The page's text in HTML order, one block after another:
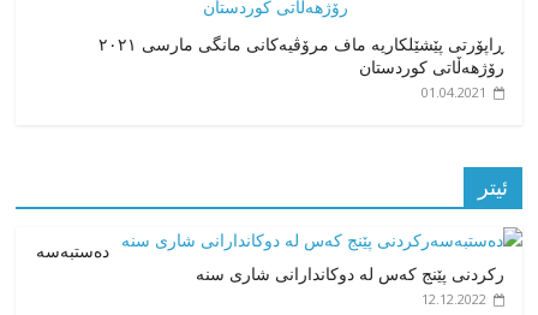
ڕاپۆرتی پێشێلکاریە ماف مرۆڤیەکانی مانگی مارسی ٢٠٢١
رۆژهەڵاتی کوردستان
01.04.2021
ئیتر
دەستبەسە
رکردنی پێنج کەس لە دوکاندارانی شاری سنە
12.12.2022